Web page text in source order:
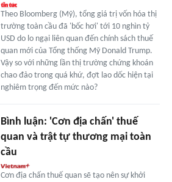
Theo Bloomberg (Mỹ), tổng giá trị vốn hóa thị
trường toàn cầu đã 'bốc hơi' tới 10 nghìn tỷ
USD do lo ngại liên quan đến chính sách thuế
quan mới của Tổng thống Mỹ Donald Trump.
Vậy so với những lần thị trường chứng khoán
chao đảo trong quá khứ, đợt lao dốc hiện tại
nghiêm trọng đến mức nào?
Bình luận: 'Cơn địa chấn' thuế
quan và trật tự thương mại toàn
cầu
Cơn địa chấn thuế quan sẽ tạo nên sự khởi